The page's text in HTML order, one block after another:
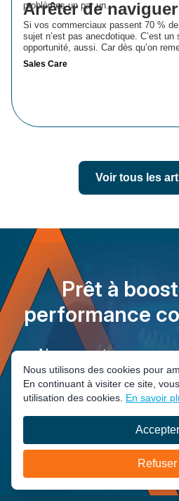
problèmes un par un.
Arrêter de
Si vos commerciaux passent 70 %
sujet n’est pas anecdotique. C’est un
opportunité, aussi. Car dès qu’on
l’organisation commerciale, les
temps terrain, un pipe mieux tenu,
performance commerciale durable ?
le temps part vraiment. Ensuite
transformer. C’est souvent là que la
Sales Care
Voir tous les
Prêt à
performance
Nos experts vous
transformer vos
résultats. Parlons de
Nous
Nous utilisons des cookies pour
En continuant à visiter ce site,
utilisation des cookies. En savoir
Accepter
Refuser